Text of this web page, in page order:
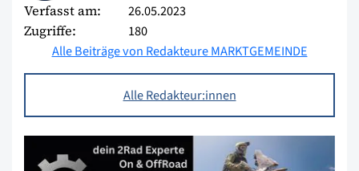
Verfasst am: 26.05.2023
Zugriffe:
180
Alle Beiträge von Redakteure MARKTGEMEINDE
Alle Redakteur:innen